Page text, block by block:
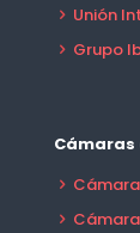
Unión
Grupo
Cámaras